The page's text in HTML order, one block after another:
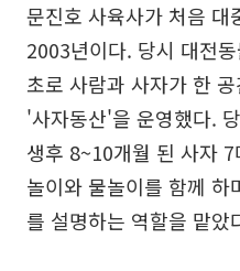
문진호 사육사가 처음 대
2003년이다. 당시 대전
초로 사람과 사자가 한
'사자동산'을 운영했다.
생후 8~10개월 된 사자
놀이와 물놀이를 함께 하
를 설명하는 역할을 맡았